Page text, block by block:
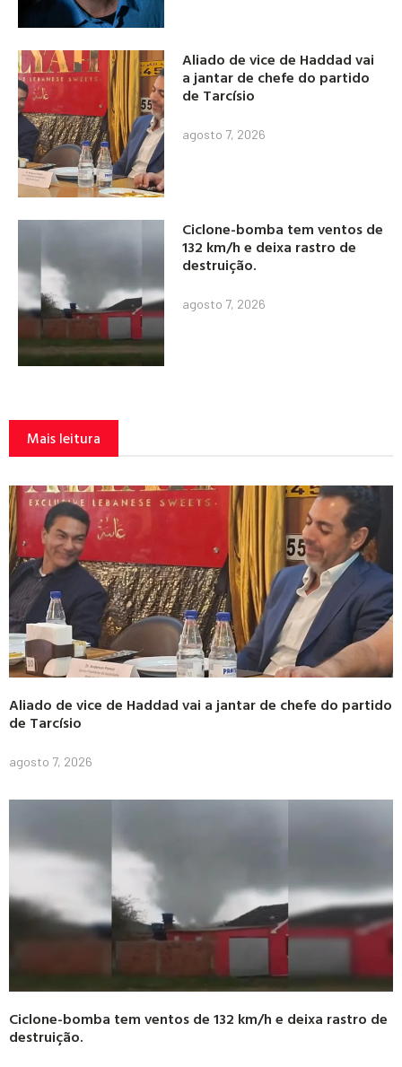
Aliado de vice de Haddad vai
a jantar de chefe do partido
de Tarcísio
agosto 7, 2026
Ciclone-bomba tem ventos de
132 km/h e deixa rastro de
destruição.
agosto 7, 2026
Mais leitura
Aliado de vice de Haddad vai a jantar de chefe do partido
de Tarcísio
agosto 7, 2026
Ciclone-bomba tem ventos de 132 km/h e deixa rastro de
destruição.